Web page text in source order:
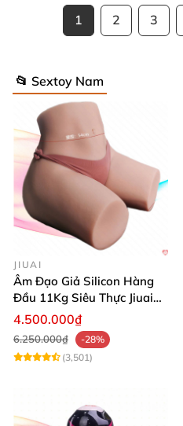
1 2 3
📂 Sextoy Nam
JIUAI
Âm Đạo Giả Silicon Hàng
Đầu 11Kg Siêu Thực Jiuai
Nhật
4.500.000₫
6.250.000₫
-28%
(3,501)